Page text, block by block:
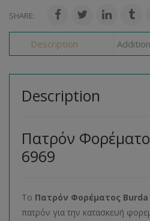
SHARE:
Description
Description
Πατρόν
6969
Το Πατρόν Φορέματος Burda
πατρόν για την κατασκευή